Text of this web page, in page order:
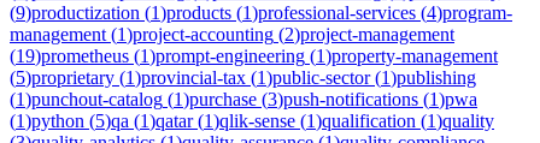
(9)productization (1)products (1)professional-services (4)program-
management (1)project-accounting (2)project-management
(19)prometheus (1)prompt-engineering (1)property-management
(5)proprietary (1)provincial-tax (1)public-sector(1)publishing
(1)punchout-catalog (1)purchase (3)push-notifications (1)pwa
(1)python (5)qa (1)qatar(1)qlik-sense (1)qualification (1)quality